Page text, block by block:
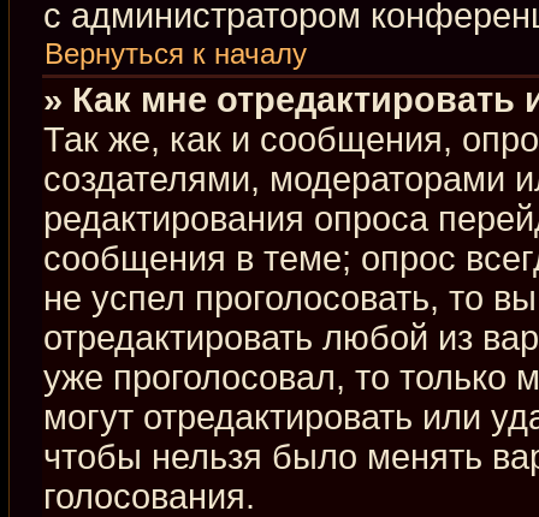
с администратором
Вернуться к началу
» Как мне отредактировать
Так же, как и сообщения,
создателями, модераторами
редактирования опроса
сообщения в теме; опрос
не успел проголосовать, то
отредактировать любой из
уже проголосовал, то
могут отредактировать или
чтобы нельзя было менять
голосования.